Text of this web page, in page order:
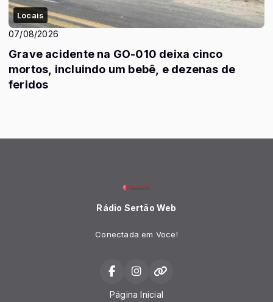
Locais
07/08/2026
Grave acidente na GO-010 deixa cinco
mortos, incluindo um bebê, e dezenas de
feridos
Rádio Sertão Web
Conectada em Voce!
Página Inicial